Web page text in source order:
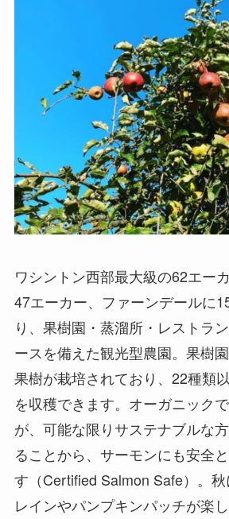
ワシントン西部最大級の62エー
47エーカー、ファーンデールに
り、果樹園・蒸溜所・レストラ
ースを備えた観光型農園。果樹
果樹が栽培されており、22種類
を収穫できます。オーガニック
が、可能な限りサステナブルな
ることから、サーモンにも安全
す（Certified Salmon Safe）。
レインやパンプキンパッチが楽